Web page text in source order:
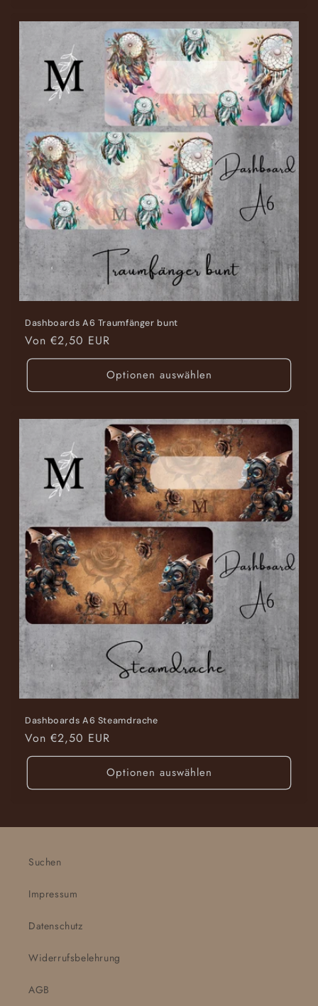
Dashboards A6 Traumfänger bunt
Normaler
Preis
Von €2,50 EUR
Optionen auswählen
Dashboards A6 Steamdrache
Normaler
Preis
Von €2,50 EUR
Optionen auswählen
Suchen
Impressum
Datenschutz
Widerrufsbelehrung
AGB